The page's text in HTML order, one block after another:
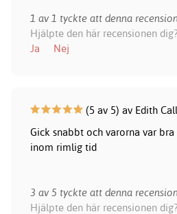
1 av 1 tyckte att denna
Hjälpte den här recensionen
Ja
Nej
(5 av 5) av Edith
Gick snabbt och varorna var
inom rimlig tid
3 av 5 tyckte att denna
Hjälpte den här recensionen